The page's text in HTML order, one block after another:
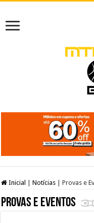
Inicial Notícias Provas e
Provas e Eventos